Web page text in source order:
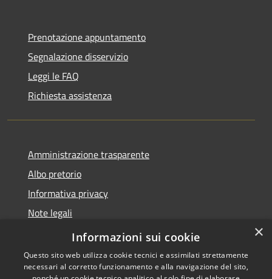
Prenotazione appuntamento
Segnalazione disservizio
Leggi le FAQ
Richiesta assistenza
Amministrazione trasparente
Albo pretorio
Informativa privacy
Note legali
Dichiarazione di accessibilità
×
Informazioni sui cookie
Questo sito web utilizza cookie tecnici e assimilati strettamente
necessari al corretto funzionamento e alla navigazione del sito,